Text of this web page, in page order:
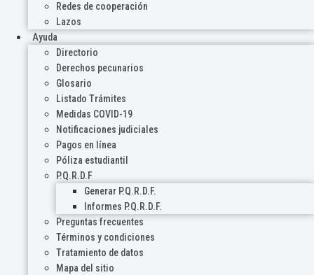
Redes de cooperación
Lazos
Ayuda
Directorio
Derechos pecunarios
Glosario
Listado Trámites
Medidas COVID-19
Notificaciones judiciales
Pagos en línea
Póliza estudiantil
P.Q.R.D.F
Generar P.Q.R.D.F.
Informes P.Q.R.D.F.
Preguntas frecuentes
Términos y condiciones
Tratamiento de datos
Mapa del sitio